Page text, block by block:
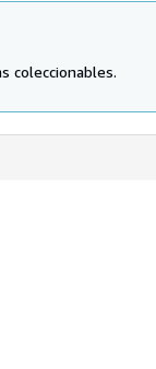
coleccionables.